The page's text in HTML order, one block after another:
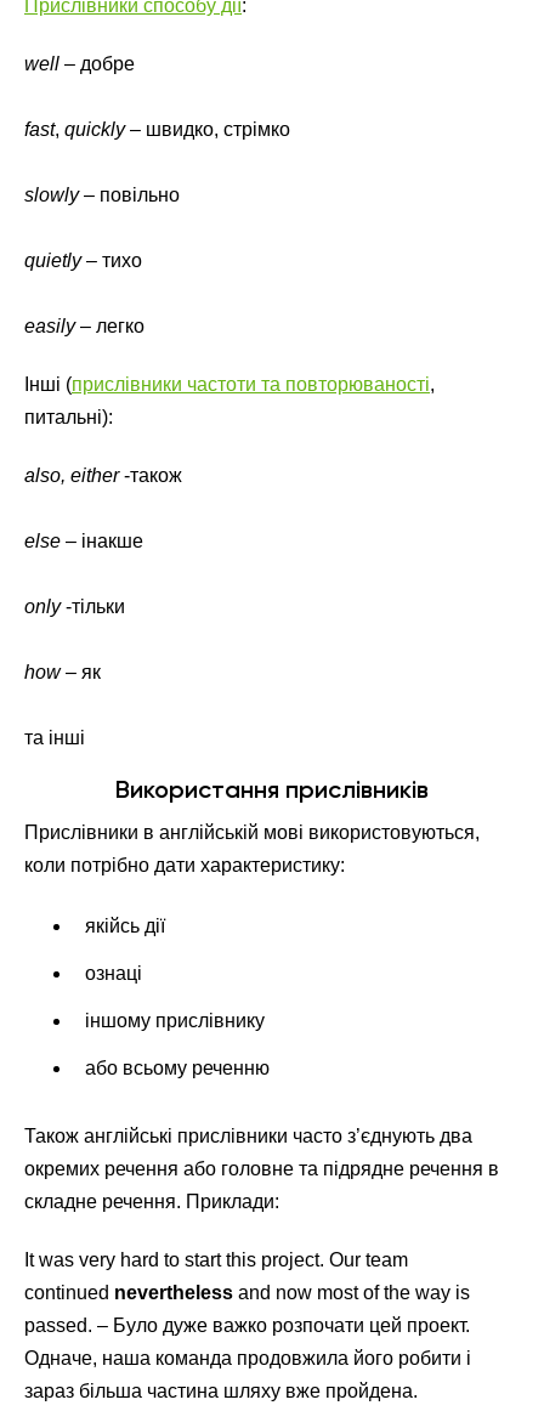
Прислівники способу дії:
well – добре
fast, quickly– швидко, стрімко
slowly– повільно
quietly– тихо
easily– легко
Інші (прислівники частоти та повторюваності,
питальні):
also, either-також
else – інакше
only-тільки
how– як
та інші
Використання прислівників
Прислівники в англійській мові використовуються,
коли потрібно дати характеристику:
якійсь дії
ознаці
іншому прислівнику
або всьому реченню
Також англійські прислівники часто з’єднують два
окремих речення або головне та підрядне речення в
складне речення. Приклади:
It was very hard to start this project. Our team
continued nevertheless and now most of the way is
passed. – Було дуже важко розпочати цей проект.
Одначе, наша команда продовжила його робити і
зараз більша частина шляху вже пройдена.